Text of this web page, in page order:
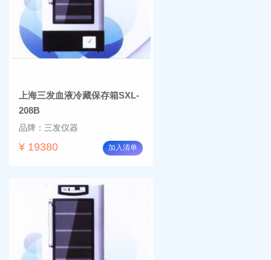
上海三发血液冷藏保存箱SXL-
208B
品牌：三发仪器
¥ 19380 加入清单